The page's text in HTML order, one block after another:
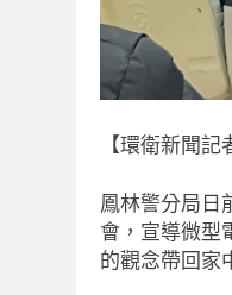
【環衛新聞記
鳳林警分局日
會，宣導微型
的觀念帶回家